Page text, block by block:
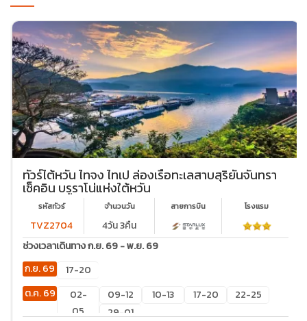
ทัวร์ไต้หวัน ไทจง ไทเป ล่องเรือทะเลสาบสุริยันจันทรา
เช็คอิน บรูราโน่แห่งใต้หวัน
รหัสทัวร์
TVZ2704
จำนวนวัน
4วัน 3คืน
สายการบิน โรงเเรม
ช่วงเวลาเดินทาง ก.ย. 69 - พ.ย. 69
ก.ย. 69
17-20
ต.ค. 69
02-
05
09-12 10-13 17-20
22-25
29-01